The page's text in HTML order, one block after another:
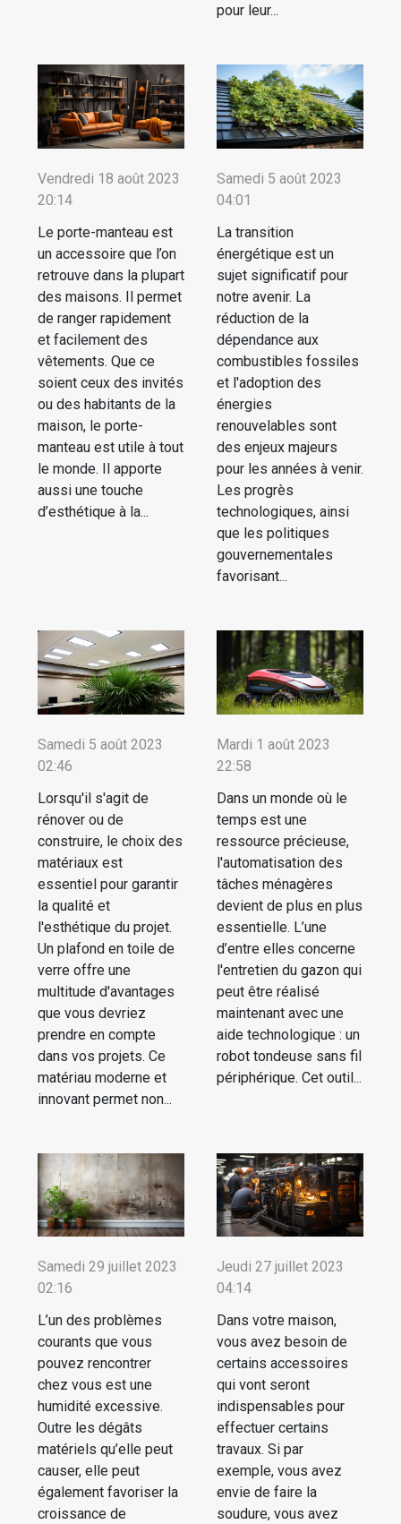
pour leur...
Vendredi 18 août 2023
20:14
Le porte-manteau est
un accessoire que l’on
retrouve dans la plupart
des maisons. Il permet
de ranger rapidement
et facilement des
vêtements. Que ce
soient ceux des invités
ou des habitants de la
maison, le porte-
manteau est utile à tout
le monde. Il apporte
aussi une touche
d’esthétique à la...
Samedi 5 août 2023
04:01
La transition
énergétique est un
sujet significatif pour
notre avenir. La
réduction de la
dépendance aux
combustibles fossiles
et l'adoption des
énergies
renouvelables sont
des enjeux majeurs
pour les années à venir.
Les progrès
technologiques, ainsi
que les politiques
gouvernementales
favorisant...
Samedi 5 août 2023
02:46
Lorsqu'il s'agit de
rénover ou de
construire, le choix des
matériaux est
essentiel pour garantir
la qualité et
l'esthétique du projet.
Un plafond en toile de
verre offre une
multitude d'avantages
que vous devriez
prendre en compte
dans vos projets. Ce
matériau moderne et
innovant permet non...
Mardi 1 août 2023
22:58
Dans un monde où le
temps est une
ressource précieuse,
l'automatisation des
tâches ménagères
devient de plus en plus
essentielle. L’une
d’entre elles concerne
l'entretien du gazon qui
peut être réalisé
maintenant avec une
aide technologique : un
robot tondeuse sans fil
périphérique. Cet outil...
Samedi 29 juillet 2023
02:16
L’un des problèmes
courants que vous
pouvez rencontrer
chez vous est une
humidité excessive.
Outre les dégâts
matériels qu’elle peut
causer, elle peut
également favoriser la
croissance de
Jeudi 27 juillet 2023
04:14
Dans votre maison,
vous avez besoin de
certains accessoires
qui vont seront
indispensables pour
effectuer certains
travaux. Si par
exemple, vous avez
envie de faire la
soudure, vous avez